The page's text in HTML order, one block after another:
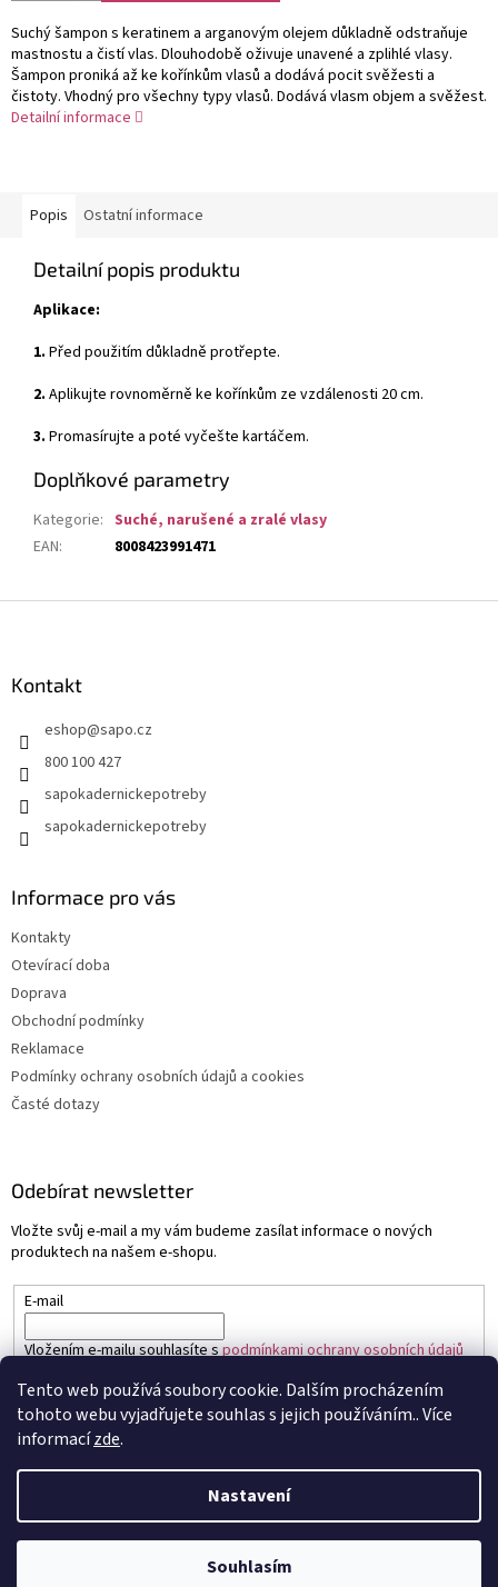
Tento web používá soubory cookie. Dalším procházením
tohoto webu vyjadřujete souhlas s jejich používáním.. Více
informacízde.
Nastavení
Souhlasím
Suchý šampon s keratinem a arganovým olejem důkladně odstraňuje
mastnostu a čistí vlas. Dlouhodobě oživuje unavené a zplihlé vlasy.
Šampon proniká až ke kořínkům vlasů a dodává pocit svěžesti a
čistoty. Vhodný pro všechny typy vlasů. Dodává vlasm objem a svěžest.
Detailní informace
Popis Ostatní informace
Detailní popis produktu
Aplikace:
1. Před použitím důkladně protřepte.
2. Aplikujte rovnoměrně ke kořínkům ze vzdálenosti 20 cm.
3. Promasírujte a poté vyčešte kartáčem.
Doplňkové parametry
Kategorie: Suché, narušené a zralé vlasy
EAN: 8008423991471
Kontakt
eshop@sapo.cz
800 100 427
sapokadernickepotreby
sapokadernickepotreby
Informace pro vás
Kontakty
Otevírací doba
Doprava
Obchodní podmínky
Reklamace
Podmínky ochrany osobních údajů a cookies
Časté dotazy
Odebírat newsletter
Vložte svůj e-mail a my vám budeme zasílat informace o nových
produktech na našem e-shopu.
E-mail
Vložením e-mailu souhlasíte spodmínkami ochrany osobních údajů
PŘIHLÁSIT SE
Vytvořil Shoptet
Sapo.cz. Všechna práva vyhrazena.